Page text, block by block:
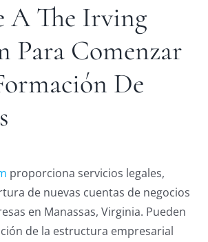
A The Irving
Para Comenzar
De
proporciona servicios legales,
de nuevas cuentas de negocios
en Manassas, Virginia. Pueden
de la estructura empresarial